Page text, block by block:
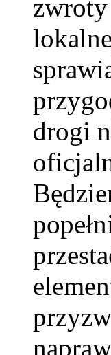
zwroty
drogi